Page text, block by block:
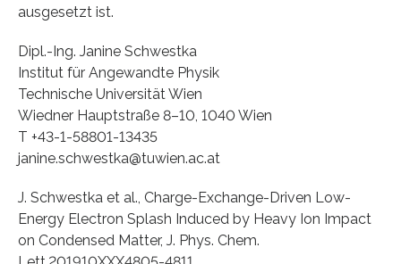
ausgesetzt ist.
Dipl.-Ing. Janine Schwestka
Institut für Angewandte Physik
Technische Universität Wien
Wiedner Hauptstraße 8–10, 1040 Wien
T +43-1-58801-13435
janine.schwestka@tuwien.ac.at
J. Schwestka et al., Charge-Exchange-Driven Low-
Energy Electron Splash Induced by Heavy Ion Impact
on Condensed Matter, J. Phys. Chem.